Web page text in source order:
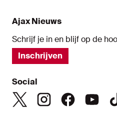
Ajax Nieuws
Schrijf je in en blijf op de
Inschrijven
Social